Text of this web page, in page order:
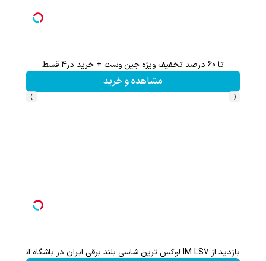
تا 60 درصد تخفیف ویژه جین وست + خرید در4 قسط
مشاهده و خرید
‹
›
بازدید از IM LS7 لوکس ترین شاسی بلند برقی ایران در باشگاه انقلاب